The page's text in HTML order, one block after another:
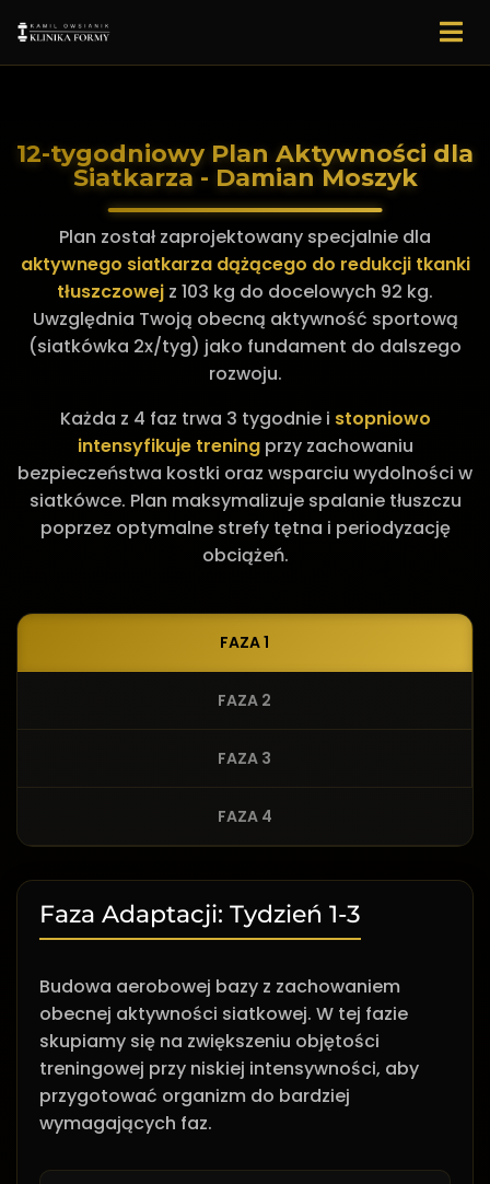
12-tygodniowy Plan Aktywności dla
Siatkarza - Damian Moszyk
Plan został zaprojektowany specjalnie dla
aktywnego siatkarza dążącego do redukcji tkanki
tłuszczowej z 103 kg do docelowych 92 kg.
Uwzględnia Twoją obecną aktywność sportową
(siatkówka 2x/tyg) jako fundament do dalszego
rozwoju.
Każda z 4 faz trwa 3 tygodnie i stopniowo
intensyfikuje treningprzy zachowaniu
bezpieczeństwa kostki oraz wsparciu wydolności w
siatkówce. Plan maksymalizuje spalanie tłuszczu
poprzez optymalne strefy tętna i periodyzację
obciążeń.
FAZA 1
FAZA 2
FAZA 3
FAZA 4
Faza Adaptacji: Tydzień 1-3
Budowa aerobowej bazy z zachowaniem
obecnej aktywności siatkowej. W tej fazie
skupiamy się na zwiększeniu objętości
treningowej przy niskiej intensywności, aby
przygotować organizm do bardziej
wymagających faz.